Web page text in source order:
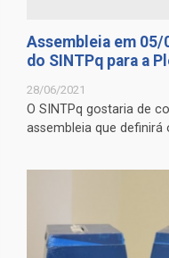
Assembleia em 05/
do SINTPq para a
28/06/2021
O SINTPq gostaria de
assembleia que definirá